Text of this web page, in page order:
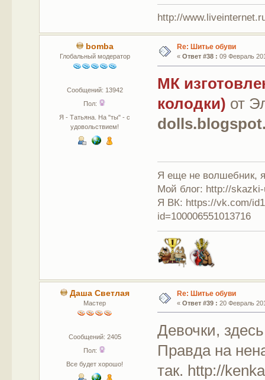
http://
bomba
Глобальный модератор
Сообщений: 13942
Пол:
Я - Татьяна. На "ты" - с
удовольствием!
Re: Шитье обуви
« Ответ #38 : 09 Февраль
МК
колодки) от
Я еще не волшебник,
Мой блог: http://
Я ВК: https://vk.com/
id=100006551013716
Даша Светлая
Мастер
Сообщений: 2405
Пол:
Все будет хорошо!
Re: Шитье обуви
« Ответ #39 : 20 Февраль
Девочки,
Правда на
так. http://